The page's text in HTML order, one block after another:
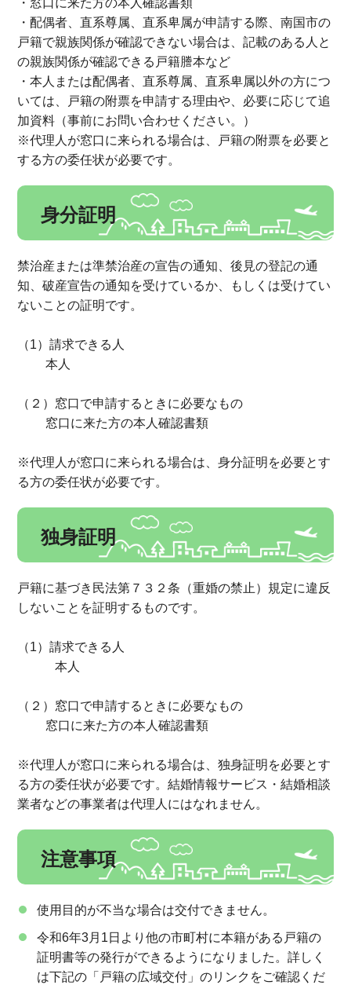
・窓口に来た方の本人確認書類
・配偶者、直系尊属、直系卑属が申請する際、南国市の
戸籍で親族関係が確認できない場合は、記載のある人と
の親族関係が確認できる戸籍謄本など
・本人または配偶者、直系尊属、直系卑属以外の方につ
いては、戸籍の附票を申請する理由や、必要に応じて追
加資料（事前にお問い合わせください。）
※代理人が窓口に来られる場合は、戸籍の附票を必要と
する方の委任状が必要です。
身分証明
禁治産または準禁治産の宣告の通知、後見の登記の通
知、破産宣告の通知を受けているか、もしくは受けてい
ないことの証明です。
（1）請求できる人
本人
（２）窓口で申請するときに必要なもの
窓口に来た方の本人確認書類
※代理人が窓口に来られる場合は、身分証明を必要とす
る方の委任状が必要です。
独身証明
戸籍に基づき民法第７３２条（重婚の禁止）規定に違反
しないことを証明するものです。
（1）請求できる人
本人
（２）窓口で申請するときに必要なもの
窓口に来た方の本人確認書類
※代理人が窓口に来られる場合は、独身証明を必要とす
る方の委任状が必要です。結婚情報サービス・結婚相談
業者などの事業者は代理人にはなれません。
注意事項
使用目的が不当な場合は交付できません。
令和6年3月1日より他の市町村に本籍がある戸籍の
証明書等の発行ができるようになりました。詳しく
は下記の「戸籍の広域交付」のリンクをご確認くだ